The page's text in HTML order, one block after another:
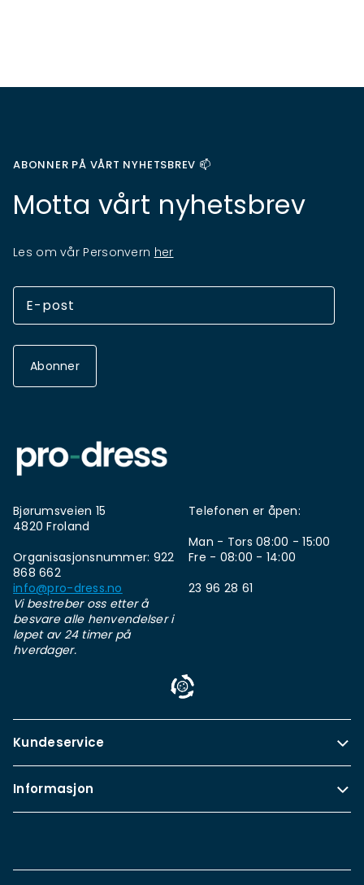
ABONNER PÅ VÅRT NYHETSBREV 📫
Motta vårt nyhetsbrev
Les om vår Personvern her
Abonner
Bjørumsveien 15
4820 Froland
Organisasjonsnummer: 922
868 662
info@pro-dress.no
Vi bestreber oss etter å
besvare alle henvendelser i
løpet av 24 timer på
hverdager.
Telefonen er åpen:
Man - Tors 08:00 - 15:00
Fre - 08:00 - 14:00
23 96 28 61
Kundeservice
Informasjon